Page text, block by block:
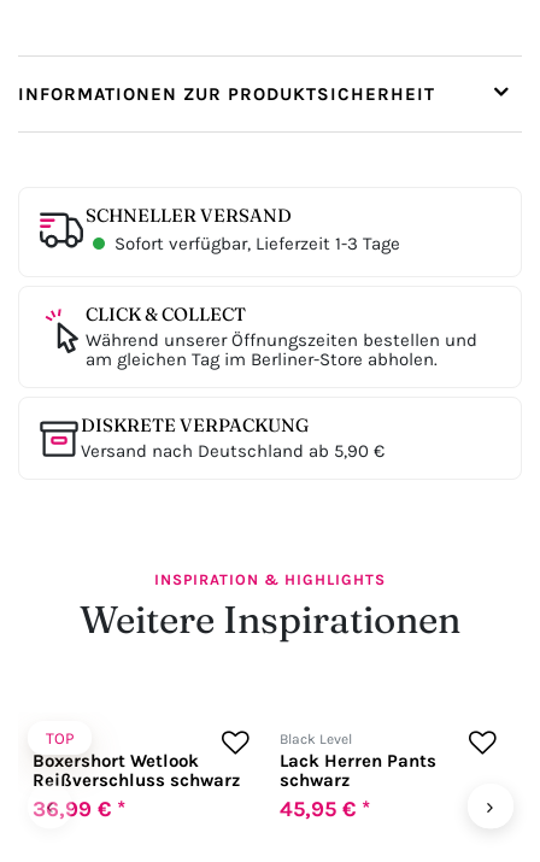
INFORMATIONEN ZUR PRODUKTSICHERHEIT
SCHNELLER VERSAND
Sofort verfügbar, Lieferzeit 1-3 Tage
CLICK & COLLECT
Während unserer Öffnungszeiten bestellen und
am gleichen Tag im Berliner-Store abholen.
DISKRETE VERPACKUNG
Versand nach Deutschland ab 5,90 €
INSPIRATION & HIGHLIGHTS
Weitere Inspirationen
‹
TOP
Andalea
Boxershort Wetlook
Reißverschluss schwarz
36,99 € *
Black Level
Lack Herren Pants
schwarz
45,95 € * ›